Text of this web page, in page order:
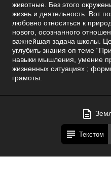
животные. Без этого
жизнь и деятельность. Вот
любовно относиться к
нового, осознанного
важнейшая задача школы.
углубить знания оп теме
навыки мышления, умение
жизненных ситуациях ;
грамоты.
Текстом